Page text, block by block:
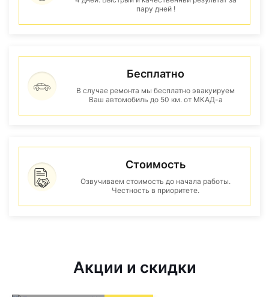
пару дней !
Бесплатно
В случае ремонта мы бесплатно эвакуируем
Ваш автомобиль до 50 км. от МКАД-а
Стоимость
Озвучиваем стоимость до начала работы.
Честность в приоритете.
Акции и скидки